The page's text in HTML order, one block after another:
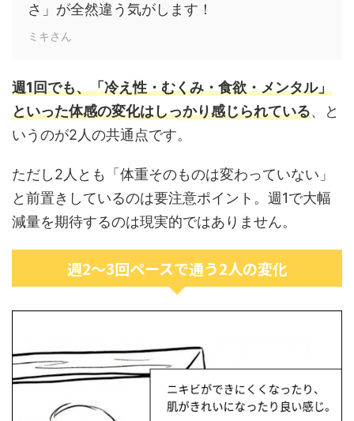
さ」が全然違う気がします！
ミキさん
週1回でも、「冷え性・むくみ・食欲・メンタル」
といった体感の変化はしっかり感じられている、と
いうのが2人の共通点です。
ただし2人とも「体重そのものは変わっていない」
と前置きしているのは要注意ポイント。週1で大幅
減量を期待するのは現実的ではありません。
週2〜3回ペースで通う2人の変化